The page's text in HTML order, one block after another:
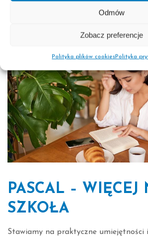
Odmów
Zobacz preferencje
Polityka plików cookiesPolityka
PASCAL – WIĘCEJ
SZKOŁA
Stawiamy na praktyczne umiejętności